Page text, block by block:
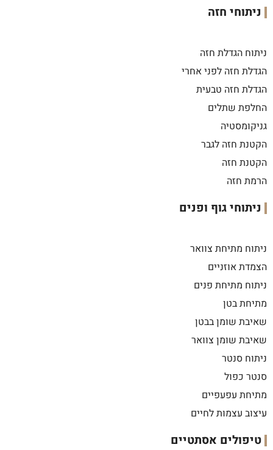
ניתוחי חזה
ניתוח הגדלת חזה
הגדלת חזה לפני אחרי
הגדלת חזה טבעית
החלפת שתלים
גניקומסטיה
הקטנת חזה לגבר
הקטנת חזה
הרמת חזה
ניתוחי גוף ופנים
ניתוח מתיחת צוואר
הצמדת אוזניים
ניתוח מתיחת פנים
מתיחת בטן
שאיבת שומן בבטן
שאיבת שומן צוואר
ניתוח סנטר
סנטר כפול
מתיחת עפעפיים
עיצוב עצמות לחיים
טיפולים אסתטיים